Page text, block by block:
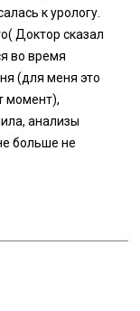
к урологу.
Доктор сказал
во время
(для меня это
момент),
анализы
больше не